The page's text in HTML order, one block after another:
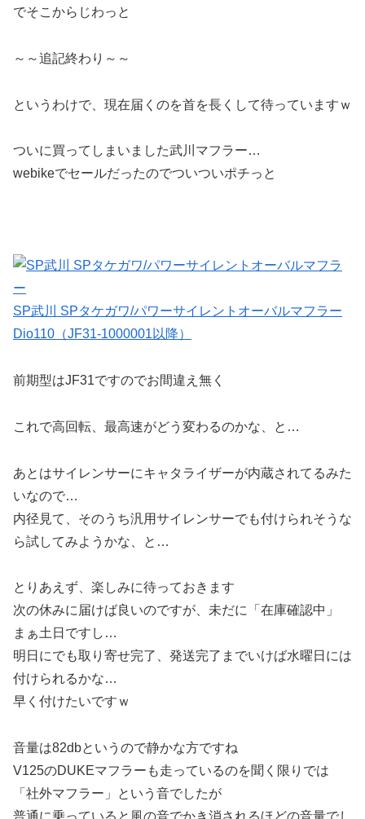
でそこからじわっと
～～追記終わり～～
というわけで、現在届くのを首を長くして待っていますｗ
ついに買ってしまいました武川マフラー…
webikeでセールだったのでついついポチっと
SP武川 SPタケガワ/パワーサイレントオーバルマフラー
Dio110（JF31-1000001以降）
前期型はJF31ですのでお間違え無く
これで高回転、最高速がどう変わるのかな、と…
あとはサイレンサーにキャタライザーが内蔵されてるみた
いなので…
内径見て、そのうち汎用サイレンサーでも付けられそうな
ら試してみようかな、と…
とりあえず、楽しみに待っておきます
次の休みに届けば良いのですが、未だに「在庫確認中」
まぁ土日ですし…
明日にでも取り寄せ完了、発送完了までいけば水曜日には
付けられるかな…
早く付けたいですｗ
音量は82dbというので静かな方ですね
V125のDUKEマフラーも走っているのを聞く限りでは
「社外マフラー」という音でしたが